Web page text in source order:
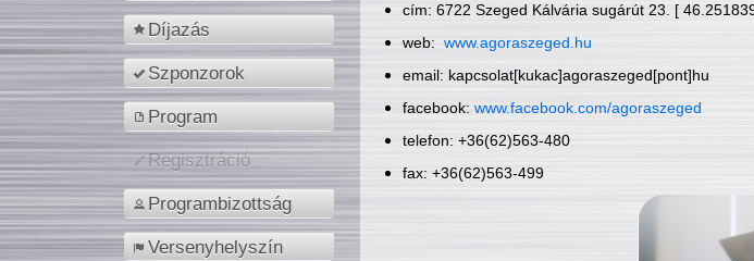
Díjazás
Szponzorok
Program
Regisztráció
Programbizottság
Versenyhelyszín
cím: 6722 Szeged Kálvária sugárút 23. [
web: www.agoraszeged.hu
email: kapcsolat[kukac]agoraszeged[pont]hu
facebook: www.facebook.com/agoraszeged
telefon: +36(62)563-480
fax: +36(62)563-499